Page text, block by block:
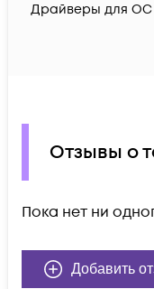
Драйверы для ОС
Отзывы о
Пока нет ни
Добавить